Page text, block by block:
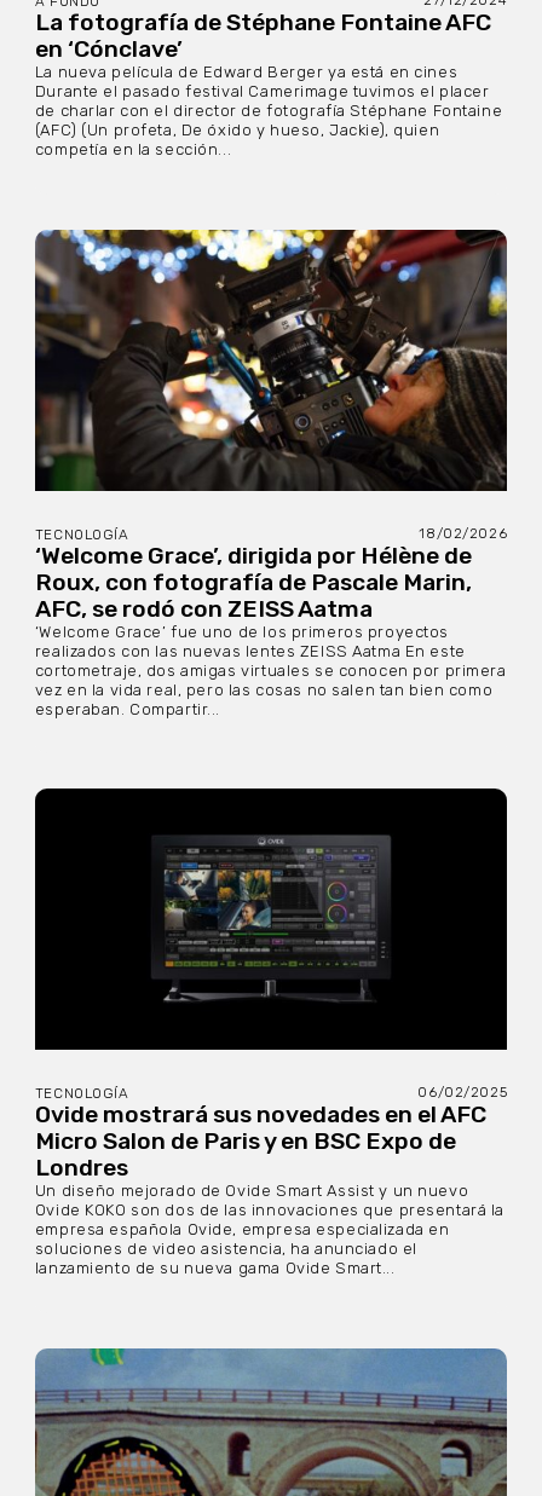
La fotografía de Stéphane Fontaine AFC
en ‘Cónclave’
La nueva película de Edward Berger ya está en cines
Durante el pasado festival Camerimage tuvimos el placer
de charlar con el director de fotografía Stéphane Fontaine
(AFC) (Un profeta, De óxido y hueso, Jackie), quien
competía en la sección...
TECNOLOGÍA 18/02/2026
‘Welcome Grace’, dirigida por Hélène de
Roux, con fotografía de Pascale Marin,
AFC, se rodó con ZEISS Aatma
‘Welcome Grace’ fue uno de los primeros proyectos
realizados con las nuevas lentes ZEISS Aatma En este
cortometraje, dos amigas virtuales se conocen por primera
vez en la vida real, pero las cosas no salen tan bien como
esperaban. Compartir...
TECNOLOGÍA 06/02/2025
Ovide mostrará sus novedades en el AFC
Micro Salon de Paris y en BSC Expo de
Londres
Un diseño mejorado de Ovide Smart Assist y un nuevo
Ovide KOKO son dos de las innovaciones que presentará la
empresa española Ovide, empresa especializada en
soluciones de video asistencia, ha anunciado el
lanzamiento de su nueva gama Ovide Smart...